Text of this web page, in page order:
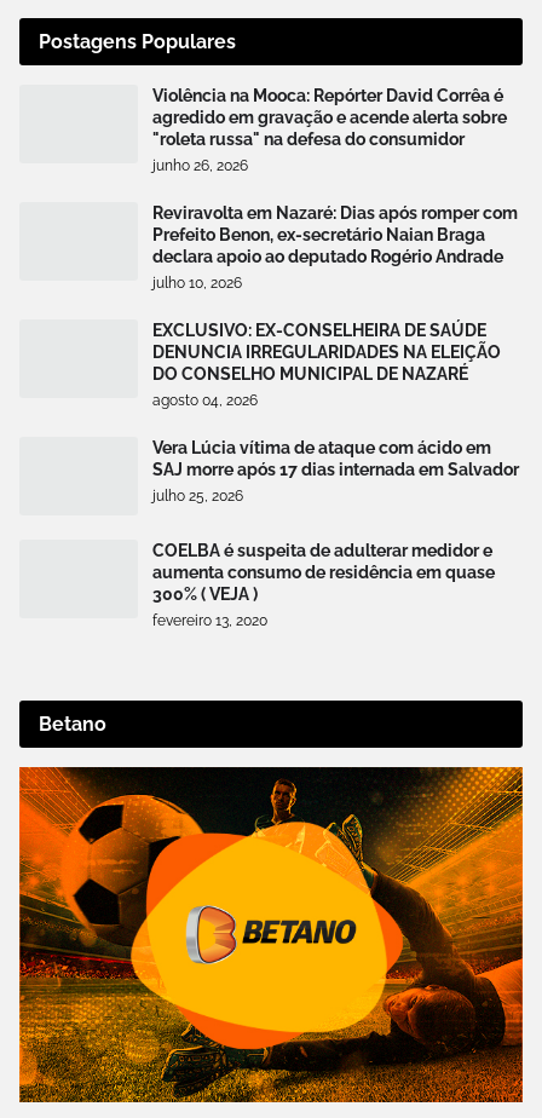
Postagens Populares
Violência na Mooca: Repórter David Corrêa é
agredido em gravação e acende alerta sobre
"roleta russa" na defesa do consumidor
junho 26, 2026
Reviravolta em Nazaré: Dias após romper com
Prefeito Benon, ex-secretário Naian Braga
declara apoio ao deputado Rogério Andrade
julho 10, 2026
EXCLUSIVO: EX-CONSELHEIRA DE SAÚDE
DENUNCIA IRREGULARIDADES NA ELEIÇÃO
DO CONSELHO MUNICIPAL DE NAZARÉ
agosto 04, 2026
Vera Lúcia vítima de ataque com ácido em
SAJ morre após 17 dias internada em Salvador
julho 25, 2026
COELBA é suspeita de adulterar medidor e
aumenta consumo de residência em quase
300% ( VEJA )
fevereiro 13, 2020
Betano